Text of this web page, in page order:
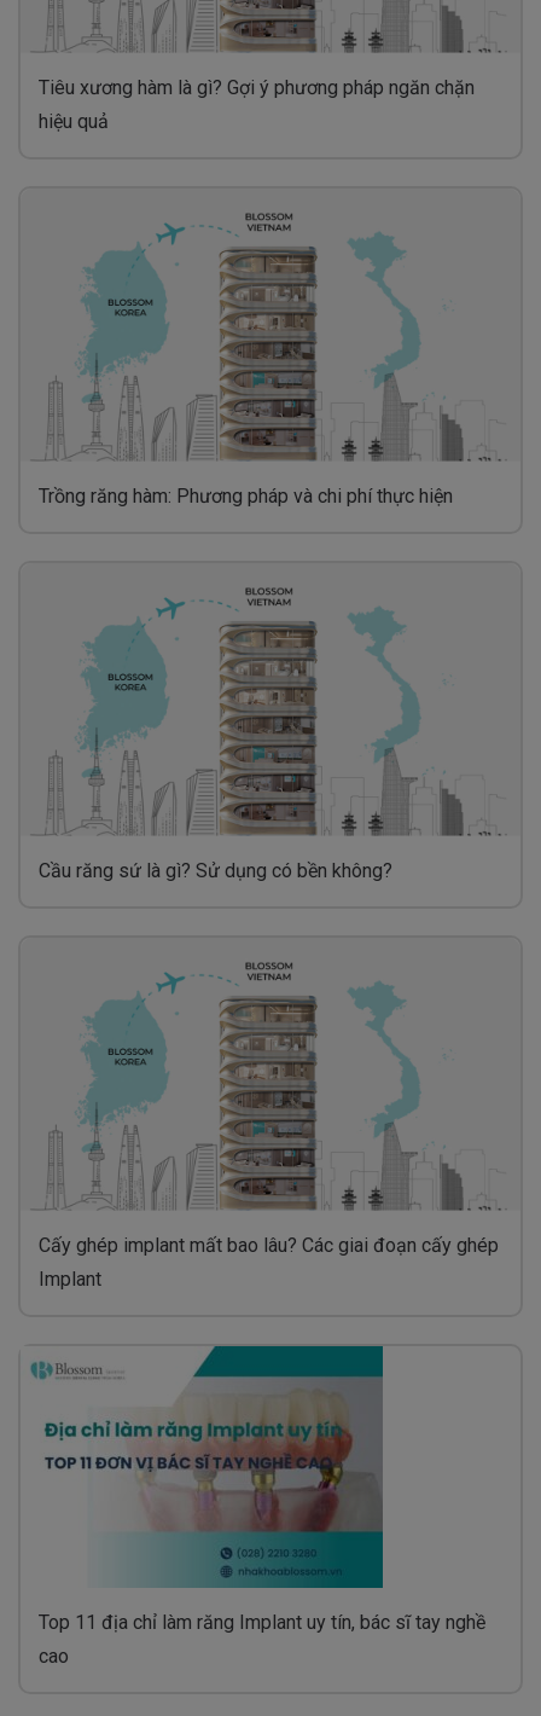
Tiêu xương hàm là gì? Gợi ý phương pháp ngăn chặn
hiệu quả
Trồng răng hàm: Phương pháp và chi phí thực hiện
Cầu răng sứ là gì? Sử dụng có bền không?
Cấy ghép implant mất bao lâu? Các giai đoạn cấy ghép
Implant
Top 11 địa chỉ làm răng Implant uy tín, bác sĩ tay nghề
cao